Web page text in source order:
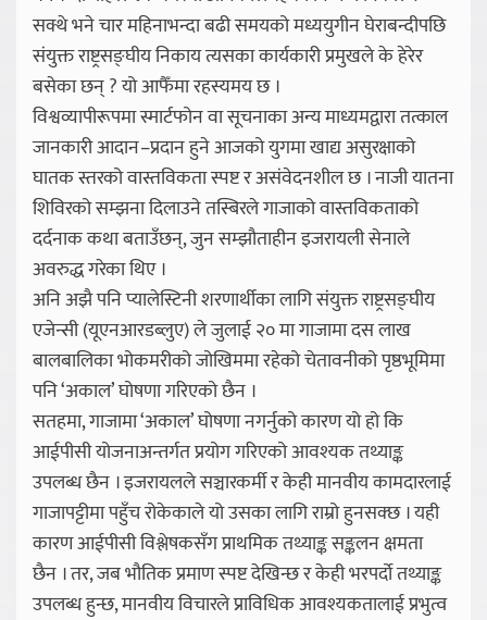
सक्थे भने चार महिनाभन्दा बढी समयको मध्ययुगीन घेराबन्दीपछि
संयुक्त राष्ट्रसङ्घीय निकाय त्यसका कार्यकारी प्रमुखले के हेरेर
बसेका छन् ? यो आफैँमा रहस्यमय छ ।
विश्वव्यापीरूपमा स्मार्टफोन वा सूचनाका अन्य माध्यमद्वारा तत्काल
जानकारी आदान–प्रदान हुने आजको युगमा खाद्य असुरक्षाको
घातक स्तरको वास्तविकता स्पष्ट र असंवेदनशील छ । नाजी यातना
शिविरको सम्झना दिलाउने तस्बिरले गाजाको वास्तविकताको
दर्दनाक कथा बताउँछन्, जुन सम्झौताहीन इजरायली सेनाले
अवरुद्ध गरेका थिए ।
अनि अझै पनि प्यालेस्टिनी शरणार्थीका लागि संयुक्त राष्ट्रसङ्घीय
एजेन्सी (यूएनआरडब्लुए) ले जुलाई २० मा गाजामा दस लाख
बालबालिका भोकमरीको जोखिममा रहेको चेतावनीको पृष्ठभूमिमा
पनि ‘अकाल’ घोषणा गरिएको छैन ।
सतहमा, गाजामा ‘अकाल’ घोषणा नगर्नुको कारण यो हो कि
आईपीसी योजनाअन्तर्गत प्रयोग गरिएको आवश्यक तथ्याङ्क
उपलब्ध छैन । इजरायलले सञ्चारकर्मी र केही मानवीय कामदारलाई
गाजापट्टीमा पहुँच रोकेकाले यो उसका लागि राम्रो हुनसक्छ । यही
कारण आईपीसी विश्लेषकसँग प्राथमिक तथ्याङ्क सङ्कलन क्षमता
छैन । तर, जब भौतिक प्रमाण स्पष्ट देखिन्छ र केही भरपर्दो तथ्याङ्क
उपलब्ध हुन्छ, मानवीय विचारले प्राविधिक आवश्यकतालाई प्रभुत्व